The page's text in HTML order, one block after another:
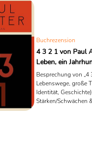
Buchrezension
4 3 2 1 von Paul
Leben, ein
Besprechung von „4
Lebenswege, große
Identität,
Stärken/Schwächen